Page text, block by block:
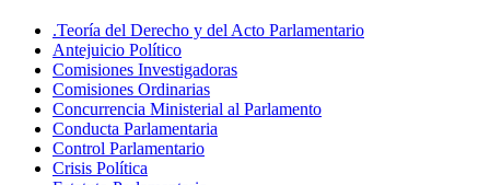
.Teoría del Derecho y del Acto Parlamentario
Antejuicio Político
Comisiones Investigadoras
Comisiones Ordinarias
Concurrencia Ministerial al Parlamento
Conducta Parlamentaria
Control Parlamentario
Crisis Política